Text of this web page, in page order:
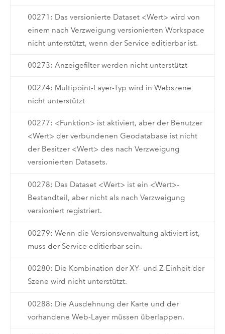
00271: Das versionierte Dataset <Wert> wird von
einem nach Verzweigung versionierten Workspace
nicht unterstützt, wenn der Service editierbar ist.
00273: Anzeigefilter werden nicht unterstützt
00274: Multipoint-Layer-Typ wird in Webszene
nicht unterstützt
00277: <Funktion> ist aktiviert, aber der Benutzer
<Wert> der verbundenen Geodatabase ist nicht
der Besitzer <Wert> des nach Verzweigung
versionierten Datasets.
00278: Das Dataset <Wert> ist ein <Wert>-
Bestandteil, aber nicht als nach Verzweigung
versioniert registriert.
00279: Wenn die Versionsverwaltung aktiviert ist,
muss der Service editierbar sein.
00280: Die Kombination der XY- und Z-Einheit der
Szene wird nicht unterstützt.
00288: Die Ausdehnung der Karte und der
vorhandene Web-Layer müssen überlappen.